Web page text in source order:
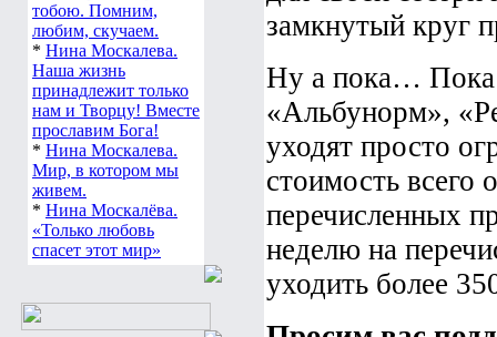
тобою. Помним,
любим, скучаем.
* Нина Москалева.
Наша жизнь
принадлежит только
нам и Творцу! Вместе
прославим Бога!
* Нина Москалева.
Мир, в котором мы
живем.
* Нина Москалёва.
«Только любовь
спасет этот мир»
замкнутый круг
Ну а пока… Пока
«Альбунорм»,
уходят просто
стоимость всего
перечисленных
неделю на
уходить более